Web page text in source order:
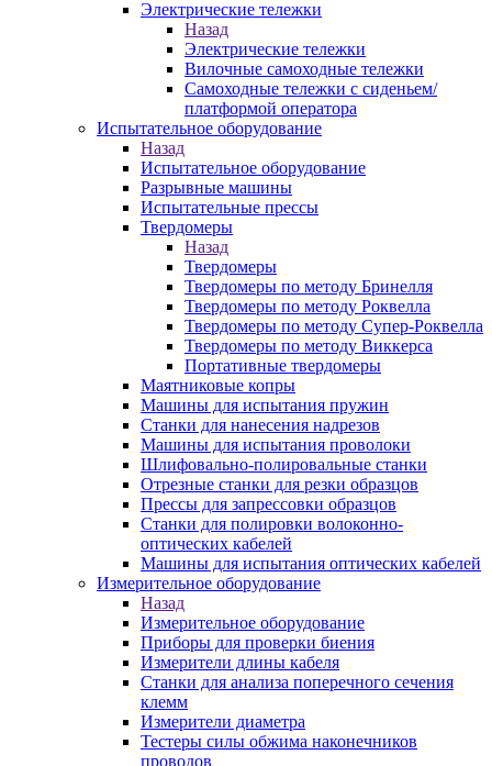
Электрические тележки
Назад
Электрические тележки
Вилочные самоходные тележки
Самоходные тележки с сиденьем/
платформой оператора
Испытательное оборудование
Назад
Испытательное оборудование
Разрывные машины
Испытательные прессы
Твердомеры
Назад
Твердомеры
Твердомеры по методу Бринелля
Твердомеры по методу Роквелла
Твердомеры по методу Супер-Роквелла
Твердомеры по методу Виккерса
Портативные твердомеры
Маятниковые копры
Машины для испытания пружин
Станки для нанесения надрезов
Машины для испытания проволоки
Шлифовально-полировальные станки
Отрезные станки для резки образцов
Прессы для запрессовки образцов
Станки для полировки волоконно-
оптических кабелей
Машины для испытания оптических кабелей
Измерительное оборудование
Назад
Измерительное оборудование
Приборы для проверки биения
Измерители длины кабеля
Станки для анализа поперечного сечения
клемм
Измерители диаметра
Тестеры силы обжима наконечников
проводов